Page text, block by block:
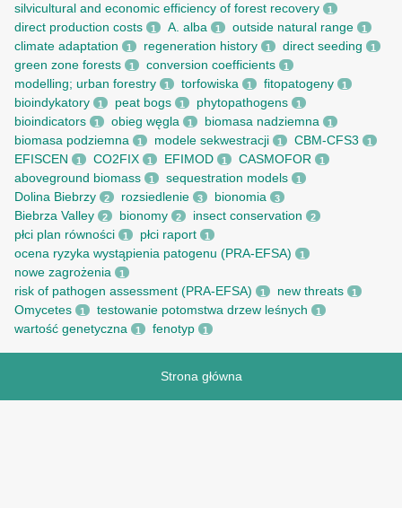
silvicultural and economic efficiency of forest recovery 1
direct production costs 1 A. alba 1 outside natural range 1
climate adaptation 1 regeneration history 1 direct seeding 1
green zone forests 1 conversion coefficients 1
modelling; urban forestry 1 torfowiska 1 fitopatogeny 1
bioindykatory 1 peat bogs 1 phytopathogens 1
bioindicators 1 obieg węgla 1 biomasa nadziemna 1
biomasa podziemna 1 modele sekwestracji 1 CBM-CFS3 1
EFISCEN 1 CO2FIX 1 EFIMOD 1 CASMOFOR 1
aboveground biomass 1 sequestration models 1
Dolina Biebrzy 2 rozsiedlenie 3 bionomia 3
Biebrza Valley 2 bionomy 2 insect conservation 2
płci plan równości 1 płci raport 1
ocena ryzyka wystąpienia patogenu (PRA-EFSA) 1
nowe zagrożenia 1
risk of pathogen assessment (PRA-EFSA) 1 new threats 1
Omycetes 1 testowanie potomstwa drzew leśnych 1
wartość genetyczna 1 fenotyp 1
Strona główna